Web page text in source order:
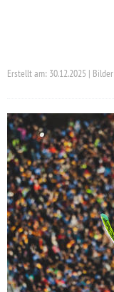
Erstellt am: 30.12.2025 |